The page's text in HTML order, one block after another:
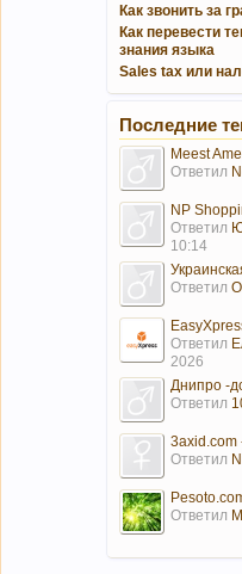
Как звонить за
Как перевести
знания языка
Sales tax или
Последние
Meest
Ответил
NP
Ответил
10:14
Ответил
Ответил
2026
Днипро -
Ответил
3axid.com
Ответил
Ответил